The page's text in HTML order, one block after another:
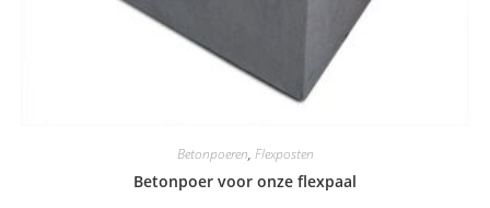
Betonpoeren, Flexposten
Betonpoer voor onze flexpaal